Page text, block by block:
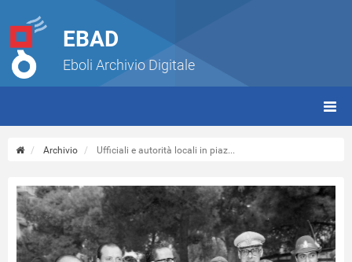
EBAD
Eboli Archivio Digitale
Archivio Ufficiali e autorità locali in piaz...